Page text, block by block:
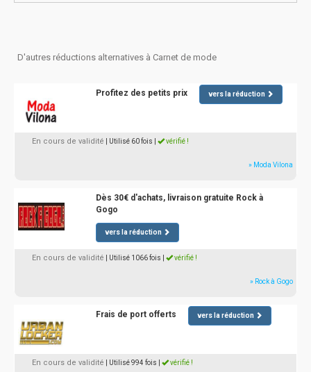
D'autres réductions alternatives à Carnet de mode
Profitez des petits prix vers la réduction
En cours de validité | Utilisé 60 fois vérifié !
» Moda Vilona
Dès 30€ d'achats, livraison gratuite Rock à
Gogo
vers la réduction
En cours de validité | Utilisé 1066 fois vérifié !
» Rock à Gogo
Frais de port offerts vers la réduction
En cours de validité | Utilisé 994 fois vérifié !